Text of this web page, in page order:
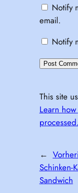
Notify
email.
Notify
This site
Learn
processed.
←
Schinken-
Sandwich